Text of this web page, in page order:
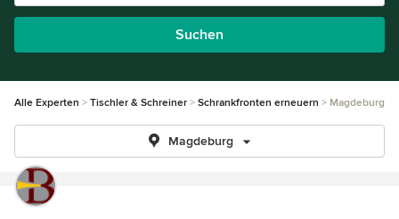
Suchen
Alle Experten Tischler & Schreiner Schrankfronten erneuern Magdeburg
Magdeburg